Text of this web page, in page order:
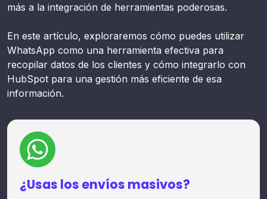
más a la integración de herramientas poderosas.
En este artículo, exploraremos cómo puedes utilizar
WhatsApp como una herramienta efectiva para
recopilar datos de los clientes y cómo integrarlo con
HubSpot para una gestión más eficiente de esa
información.
¿Usas los envíos masivos?